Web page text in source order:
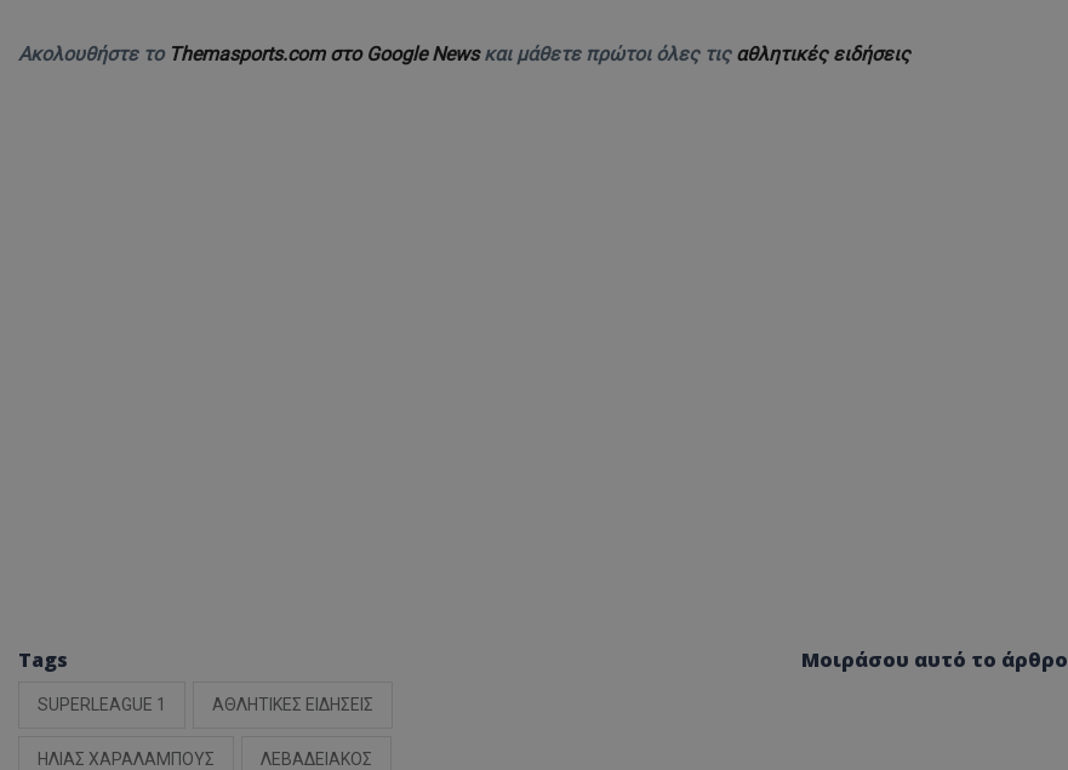
Ακολουθήστε το Themasports.com στο Google Newsκαι μάθετε πρώτοι όλες τις αθλητικές ειδήσεις
Tags
SUPERLEAGUE 1 ΑΘΛΗΤΙΚΕΣ ΕΙΔΗΣΕΙΣ
ΗΛΙΑΣ ΧΑΡΑΛΑΜΠΟΥΣ ΛΕΒΑΔΕΙΑΚΟΣ
Μοιράσου αυτό το άρθρο